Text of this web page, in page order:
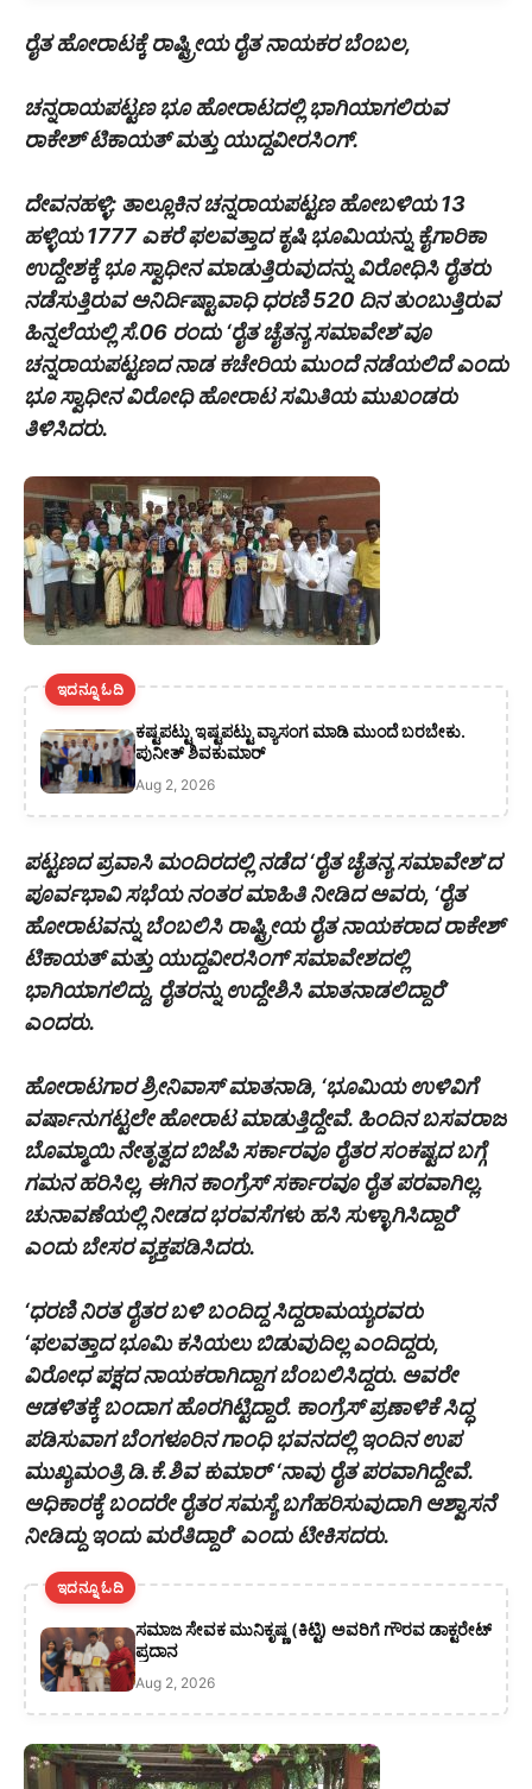
ರೈತ ಹೋರಾಟಕ್ಕೆ ರಾಷ್ಟ್ರೀಯ ರೈತ ನಾಯಕರ ಬೆಂಬಲ,
ಚನ್ನರಾಯಪಟ್ಟಣ ಭೂ ಹೋರಾಟದಲ್ಲಿ ಭಾಗಿಯಾಗಲಿರುವ
ರಾಕೇಶ್ ಟಿಕಾಯತ್ ಮತ್ತು ಯುದ್ದವೀರಸಿಂಗ್.
ದೇವನಹಳ್ಳಿ: ತಾಲ್ಲೂಕಿನ ಚನ್ನರಾಯಪಟ್ಟಣ ಹೋಬಳಿಯ 13
ಹಳ್ಳಿಯ 1777 ಎಕರೆ ಫಲವತ್ತಾದ ಕೃಷಿ ಭೂಮಿಯನ್ನು ಕೈಗಾರಿಕಾ
ಉದ್ದೇಶಕ್ಕೆ ಭೂ ಸ್ವಾಧೀನ ಮಾಡುತ್ತಿರುವುದನ್ನು ವಿರೋಧಿಸಿ ರೈತರು
ನಡೆಸುತ್ತಿರುವ ಅನಿರ್ದಿಷ್ಟಾವಾಧಿ ಧರಣಿ 520 ದಿನ ತುಂಬುತ್ತಿರುವ
ಹಿನ್ನಲೆಯಲ್ಲಿ ಸೆ.06 ರಂದು ‘ರೈತ ಚೈತನ್ಯ ಸಮಾವೇಶ’ವೂ
ಚನ್ನರಾಯಪಟ್ಟಣದ ನಾಡ ಕಚೇರಿಯ ಮುಂದೆ ನಡೆಯಲಿದೆ ಎಂದು
ಭೂ ಸ್ವಾಧೀನ ವಿರೋಧಿ ಹೋರಾಟ ಸಮಿತಿಯ ಮುಖಂಡರು
ತಿಳಿಸಿದರು.
ಇದನ್ನೂ ಓದಿ
ಕಷ್ಟಪಟ್ಟು ಇಷ್ಟಪಟ್ಟು ವ್ಯಾಸಂಗ ಮಾಡಿ ಮುಂದೆ ಬರಬೇಕು.
ಪುನೀತ್ ಶಿವಕುಮಾರ್
Aug 2, 2026
ಪಟ್ಟಣದ ಪ್ರವಾಸಿ ಮಂದಿರದಲ್ಲಿ ನಡೆದ ‘ರೈತ ಚೈತನ್ಯ ಸಮಾವೇಶ’ದ
ಪೂರ್ವಭಾವಿ ಸಭೆಯ ನಂತರ ಮಾಹಿತಿ ನೀಡಿದ ಅವರು, ‘ರೈತ
ಹೋರಾಟವನ್ನು ಬೆಂಬಲಿಸಿ ರಾಷ್ಟ್ರೀಯ ರೈತ ನಾಯಕರಾದ ರಾಕೇಶ್
ಟಿಕಾಯತ್ ಮತ್ತು ಯುದ್ದವೀರಸಿಂಗ್ ಸಮಾವೇಶದಲ್ಲಿ
ಭಾಗಿಯಾಗಲಿದ್ದು, ರೈತರನ್ನು ಉದ್ದೇಶಿಸಿ ಮಾತನಾಡಲಿದ್ದಾರೆ’
ಎಂದರು.
ಹೋರಾಟಗಾರ ಶ್ರೀನಿವಾಸ್‌ ಮಾತನಾಡಿ, ‘ಭೂಮಿಯ ಉಳಿವಿಗೆ
ವರ್ಷಾನುಗಟ್ಟಲೇ ಹೋರಾಟ ಮಾಡುತ್ತಿದ್ದೇವೆ. ಹಿಂದಿನ ಬಸವರಾಜ
ಬೊಮ್ಮಾಯಿ ನೇತೃತ್ವದ ಬಿಜೆಪಿ ಸರ್ಕಾರವೂ ರೈತರ ಸಂಕಷ್ಟದ ಬಗ್ಗೆ
ಗಮನ ಹರಿಸಿಲ್ಲ, ಈಗಿನ ಕಾಂಗ್ರೆಸ್‌ ಸರ್ಕಾರವೂ ರೈತ ಪರವಾಗಿಲ್ಲ.
ಚುನಾವಣೆಯಲ್ಲಿ ನೀಡದ ಭರವಸೆಗಳು ಹಸಿ ಸುಳ್ಳಾಗಿಸಿದ್ದಾರೆ’
ಎಂದು ಬೇಸರ ವ್ಯಕ್ತಪಡಿಸಿದರು.
‘ಧರಣಿ ನಿರತ ರೈತರ ಬಳಿ ಬಂದಿದ್ದ ಸಿದ್ದರಾಮಯ್ಯರವರು
‘ಫಲವತ್ತಾದ ಭೂಮಿ ಕಸಿಯಲು ಬಿಡುವುದಿಲ್ಲ ಎಂದಿದ್ದರು,
ವಿರೋಧ ಪಕ್ಷದ ನಾಯಕರಾಗಿದ್ದಾಗ ಬೆಂಬಲಿಸಿದ್ದರು. ಅವರೇ
ಆಡಳಿತಕ್ಕೆ ಬಂದಾಗ ಹೊರಗಿಟ್ಟಿದ್ದಾರೆ. ಕಾಂಗ್ರೆಸ್‌ ಪ್ರಣಾಳಿಕೆ ಸಿದ್ಧ
ಪಡಿಸುವಾಗ ಬೆಂಗಳೂರಿನ ಗಾಂಧಿ ಭವನದಲ್ಲಿ ಇಂದಿನ ಉಪ
ಮುಖ್ಯಮಂತ್ರಿ ಡಿ.ಕೆ.ಶಿವ ಕುಮಾರ್‌ ‘ನಾವು ರೈತ ಪರವಾಗಿದ್ದೇವೆ.
ಅಧಿಕಾರಕ್ಕೆ ಬಂದರೇ ರೈತರ ಸಮಸ್ಯೆ ಬಗೆಹರಿಸುವುದಾಗಿ ಆಶ್ವಾಸನೆ
ನೀಡಿದ್ದು ಇಂದು ಮರೆತಿದ್ದಾರೆ’ ಎಂದು ಟೀಕಿಸದರು.
ಇದನ್ನೂ ಓದಿ
ಸಮಾಜ ಸೇವಕ ಮುನಿಕೃಷ್ಣ (ಕಿಟ್ಟಿ) ಅವರಿಗೆ ಗೌರವ ಡಾಕ್ಟರೇಟ್
ಪ್ರದಾನ
Aug 2, 2026